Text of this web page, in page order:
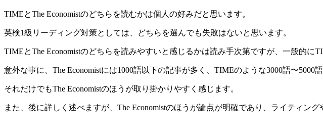
TIMEとThe Economistのどちらを読むかは個人の好みだと思います。
英検1級リーディング対策としては、どちらを選んでも失敗はないと思います。
TIMEとThe Economistのどちらを読みやすいと感じるかは読み手次第ですが、一般的に
意外な事に、The Economistには1000語以下の記事が多く、TIMEのような3000語〜5000
それだけでもThe Economistのほうが取り掛かりやすく感じます。
また、後に詳しく述べますが、The Economistのほうが論点が明確であり、ライティン